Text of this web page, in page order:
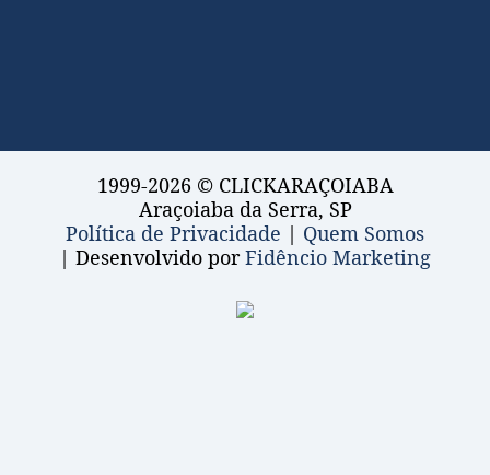
1999-2026 © CLICKARAÇOIABA
Araçoiaba da Serra, SP
Política de Privacidade | Quem Somos
| Desenvolvido porFidêncio Marketing